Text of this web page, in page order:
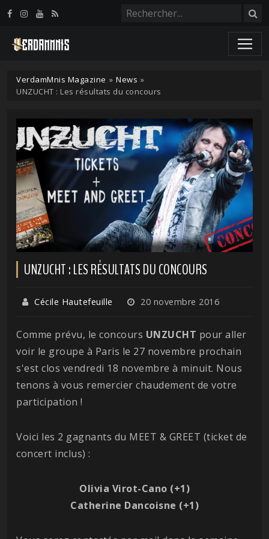
VerdamMnis Magazine » News »
UNZUCHT : Les résultats du concours
UNZUCHT : LES RÉSULTATS DU CONCOURS
Cécile Hautefeuille 20 novembre 2016
Comme prévu, le concours UNZUCHT pour aller
voir le groupe à Paris le 27 novembre prochain
s'est clos vendredi 18 novembre à minuit. Nous
tenons à vous remercier chaudement de votre
participation !
Voici les 2 gagnants du MEET & GREET (ticket de
concert inclus) :
Olivia Virot-Cano (+1)
Catherine Dancoisne (+1)
Panneau de gestion des cookies